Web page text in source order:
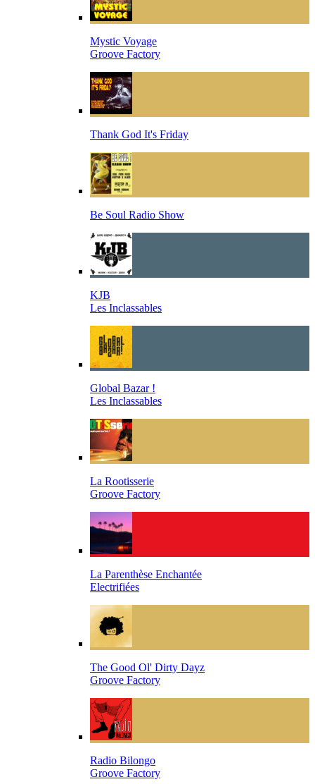
Mystic Voyage
Groove Factory
Thank God It's Friday
Be Soul Radio Show
KJB
Les Inclassables
Global Bazar !
Les Inclassables
La Rootisserie
Groove Factory
La Parenthèse Enchantée
Electrifiées
The Good Ol' Dirty Dayz
Groove Factory
Radio Bilongo
Groove Factory